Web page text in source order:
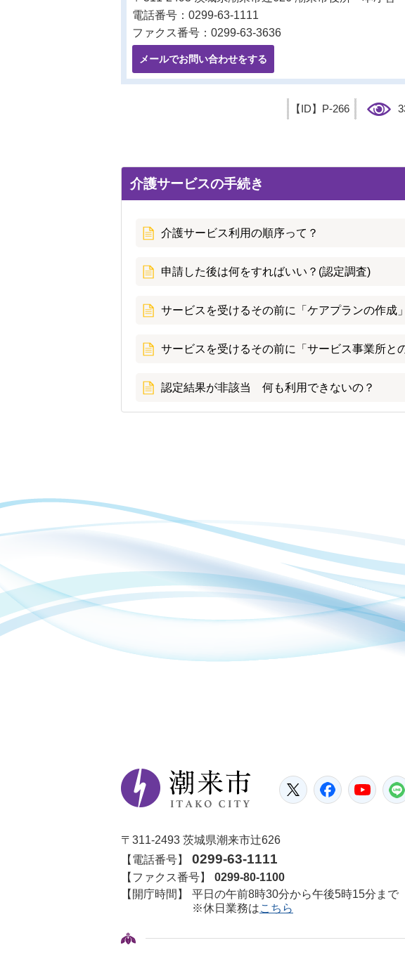
電話番号：0299-63-1111
ファクス番号：0299-63-3636
メールでお問い合わせをする
【ID】 P-266
介護サービスの手続き
介護サービス利用の順序って？
申請した後は何をすればいい？(認定調査)
サービスを受けるその前に「ケアプランの作成」
サービスを受けるその前に「サービス事業所と
認定結果が非該当 何も利用できないの？
潮来市
Twitter Facebook
〒311-2493 茨城県潮来市辻626
【電話番号】
0299-63-1111
【ファクス番号】
0299-80-1100
【開庁時間】
平日の午前8時30分から午後5時15分まで
※休日業務はこちら